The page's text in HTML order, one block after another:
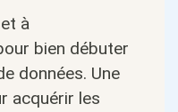
à
bien débuter
données. Une
acquérir les